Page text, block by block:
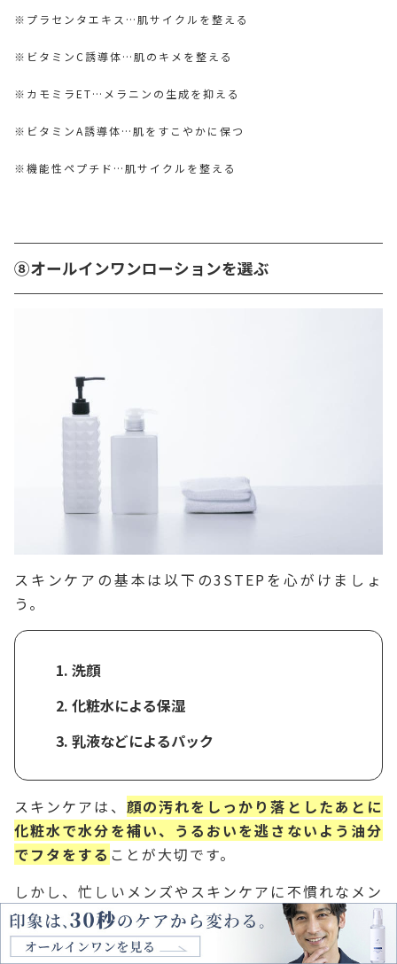
※プラセンタエキス…肌サイクルを整える
※ビタミンC誘導体…肌のキメを整える
※カモミラET…メラニンの生成を抑える
※ビタミンA誘導体…肌をすこやかに保つ
※機能性ペプチド…肌サイクルを整える
⑧オールインワンローションを選ぶ
スキンケアの基本は以下の3STEPを心がけましょ
う。
洗顔
化粧水による保湿
乳液などによるパック
スキンケアは、 顔の汚れをしっかり落としたあとに
化粧水で水分を補い、うるおいを逃さないよう油分
でフタをする ことが大切です。
しかし、忙しいメンズやスキンケアに不慣れなメン
ズの中には、「複数の工程が面倒くさい」「そこま
で時間をかけられない」と感じる方も多いでしょ